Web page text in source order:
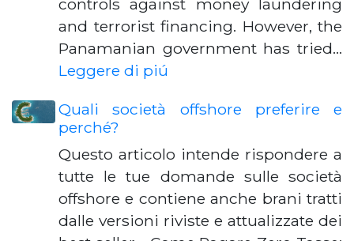
controls against money laundering
and terrorist financing. However, the
Panamanian government has tried…
Leggere di piú
Quali società offshore preferire e
perché?
Questo articolo intende rispondere a
tutte le tue domande sulle società
offshore e contiene anche brani tratti
dalle versioni riviste e attualizzate dei